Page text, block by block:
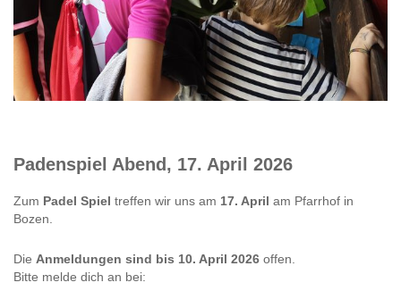
Padenspiel Abend, 17. April 2026
Zum Padel Spiel treffen wir uns am 17. April am Pfarrhof in
Bozen.
Die Anmeldungen sind bis 10. April 2026 offen.
Bitte melde dich an bei: